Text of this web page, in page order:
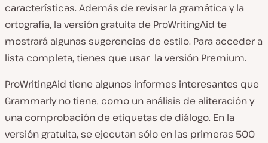
características. Además de revisar la gramática y la
ortografía, la versión gratuita de ProWritingAid te
mostrará algunas sugerencias de estilo. Para acceder a
lista completa, tienes que usar la versión Premium.
ProWritingAid tiene algunos informes interesantes que
Grammarly no tiene, como un análisis de aliteración y
una comprobación de etiquetas de diálogo. En la
versión gratuita, se ejecutan sólo en las primeras 500